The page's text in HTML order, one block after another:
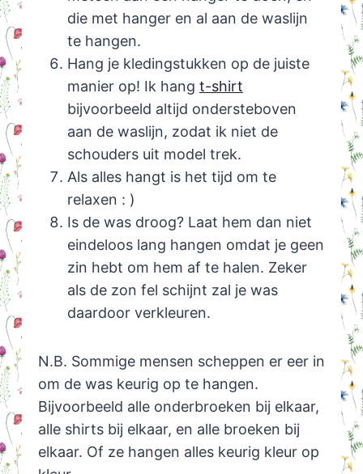
die met hanger en al aan de waslijn
te hangen.
Hang je kledingstukken op de juiste
manier op! Ik hang t-shirt
bijvoorbeeld altijd ondersteboven
aan de waslijn, zodat ik niet de
schouders uit model trek.
Als alles hangt is het tijd om te
relaxen : )
Is de was droog? Laat hem dan niet
eindeloos lang hangen omdat je geen
zin hebt om hem af te halen. Zeker
als de zon fel schijnt zal je was
daardoor verkleuren.
N.B. Sommige mensen scheppen er eer in
om de was keurig op te hangen.
Bijvoorbeeld alle onderbroeken bij elkaar,
alle shirts bij elkaar, en alle broeken bij
elkaar. Of ze hangen alles keurig kleur op